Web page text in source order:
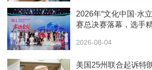
2026年“文化中国·水
赛总决赛落幕，选手
2026-08-04
美国25州联合起诉特